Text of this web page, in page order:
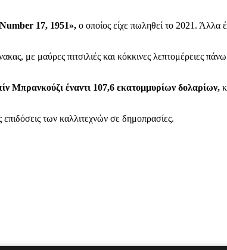
17, 1951», ο οποίος είχε πωληθεί το 2021. Άλλα
με μαύρες πιτσιλιές και κόκκινες λεπτομέρειες
Μπρανκούζι έναντι 107,6 εκατομμυρίων δολαρίων,
των καλλιτεχνών σε δημοπρασίες.